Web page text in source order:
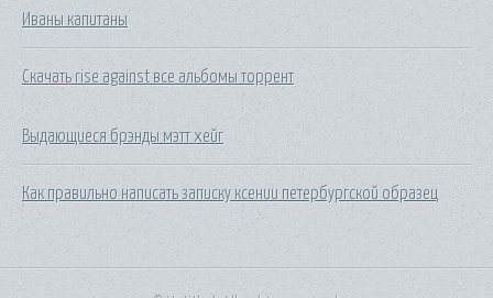
Иваны капитаны
Скачать rise against все альбомы торрент
Выдающиеся брэнды мэтт хейг
Как правильно написать записку ксении петербургской образец